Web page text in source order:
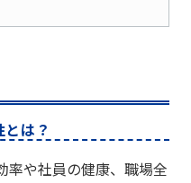
は？
率や社員の健康、職場全